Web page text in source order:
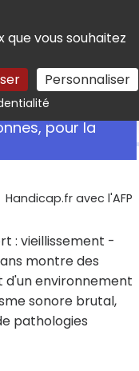
vous souhaitez
Personnaliser
Rechercher
pour la
Handicap.fr avec l'AFP
: vieillissement -
montre des
d'un environnement
sonore brutal,
pathologies